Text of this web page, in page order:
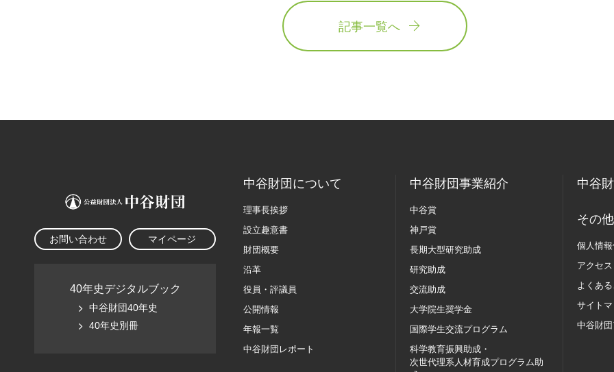
記事一覧へ
お問い合わせ マイページ
40年史デジタルブック
中谷財団40年史
40年史別冊
中谷財団について
理事長挨拶
設立趣意書
財団概要
沿革
役員・評議員
公開情報
年報一覧
中谷財団レポート
中谷財団事業紹介
中谷賞
神戸賞
長期大型研究助成
研究助成
交流助成
大学院生奨学金
国際学生交流プログラム
科学教育振興助成・
次世代理系人材育成プログラム助
中谷
その
個人情
アクセス
よくあ
サイト
中谷財